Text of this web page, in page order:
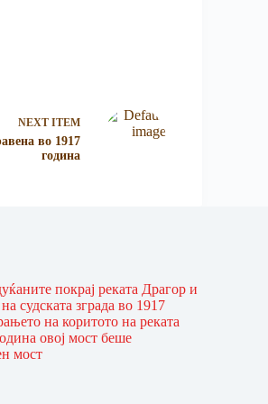
NEXT ITEM
во 1917
година